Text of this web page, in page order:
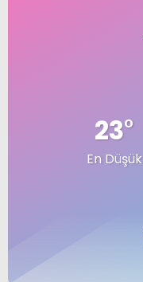
23°
En Düşük